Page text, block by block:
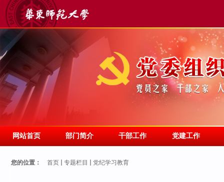
网站首页 部门简介 干部工作 党建工作
您的位置： 首页 专题栏目 党纪学习教育